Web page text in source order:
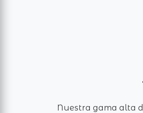
Nuestra gama alta